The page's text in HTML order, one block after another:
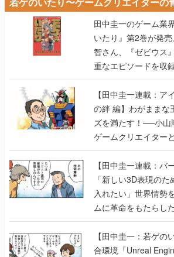
田中圭一のゲーム業
いたり』第2巻が発
智さん、『ゼビウス
重なエピソードを収
【田中圭一連載：アイ
の絆 編】わがままな
ズを満たす！──小山
ゲームクリエイター
【若ゲのいたり最終
【田中圭一連載：バ
「新しい3D表現の
入れたい」世界情勢
ムに革命をもたらし
のいたり】
【田中圭一：若ゲの
合環境「Unreal